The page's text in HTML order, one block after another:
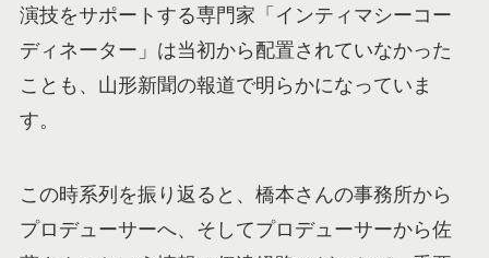
演技をサポートする専門家「インティマシーコー
ディネーター」は当初から配置されていなかった
ことも、山形新聞の報道で明らかになっていま
す。
この時系列を振り返ると、橋本さんの事務所から
プロデューサーへ、そしてプロデューサーから佐